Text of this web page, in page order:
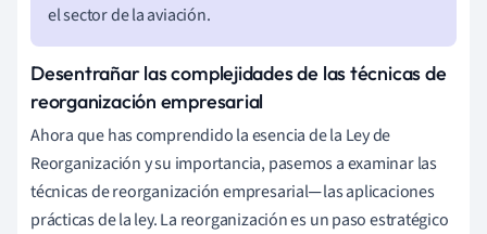
el sector de la aviación.
Desentrañar las complejidades de las técnicas de
reorganización empresarial
Ahora que has comprendido la esencia de la Ley de
Reorganización y su importancia, pasemos a examinar las
técnicas de reorganización empresarial─ las aplicaciones
prácticas de la ley. La reorganización es un paso estratégico